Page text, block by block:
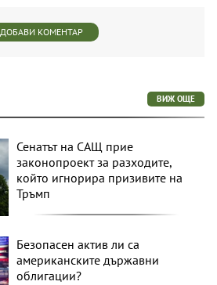
ДОБАВИ КОМЕНТАР
ВИЖ ОЩЕ
Сенатът на САЩ прие
законопроект за разходите,
който игнорира призивите на
Тръмп
Безопасен актив ли са
американските държавни
облигации?